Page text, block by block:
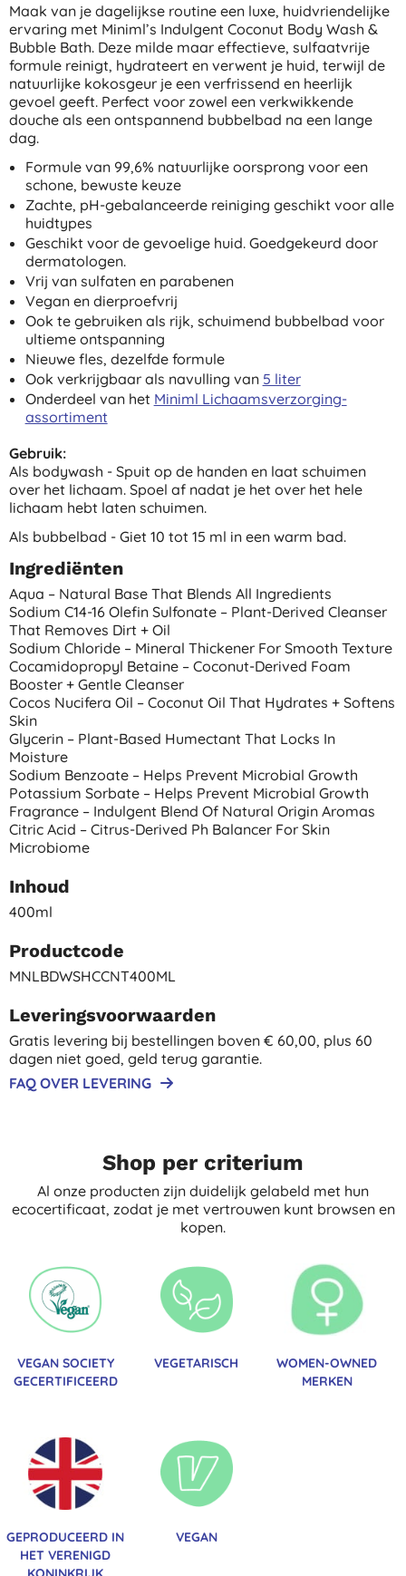
Maak van je dagelijkse routine een luxe, huidvriendelijke
ervaring met Miniml’s Indulgent Coconut Body Wash &
Bubble Bath. Deze milde maar effectieve, sulfaatvrije
formule reinigt, hydrateert en verwent je huid, terwijl de
natuurlijke kokosgeur je een verfrissend en heerlijk
gevoel geeft. Perfect voor zowel een verkwikkende
douche als een ontspannend bubbelbad na een lange
dag.
Formule van 99,6% natuurlijke oorsprong voor een
schone, bewuste keuze
Zachte, pH-gebalanceerde reiniging geschikt voor alle
huidtypes
Geschikt voor de gevoelige huid. Goedgekeurd door
dermatologen.
Vrij van sulfaten en parabenen
Vegan en dierproefvrij
Ook te gebruiken als rijk, schuimend bubbelbad voor
ultieme ontspanning
Nieuwe fles, dezelfde formule
Ook verkrijgbaar als navulling van 5 liter
Onderdeel van het Miniml Lichaamsverzorging-
assortiment
Gebruik:
Als bodywash - Spuit op de handen en laat schuimen
over het lichaam. Spoel af nadat je het over het hele
lichaam hebt laten schuimen.
Als bubbelbad - Giet 10 tot 15 ml in een warm bad.
Ingrediënten
Aqua – Natural Base That Blends All Ingredients
Sodium C14-16 Olefin Sulfonate – Plant-Derived Cleanser
That Removes Dirt + Oil
Sodium Chloride – Mineral Thickener For Smooth Texture
Cocamidopropyl Betaine – Coconut-Derived Foam
Booster + Gentle Cleanser
Cocos Nucifera Oil – Coconut Oil That Hydrates + Softens
Skin
Glycerin – Plant-Based Humectant That Locks In
Moisture
Sodium Benzoate – Helps Prevent Microbial Growth
Potassium Sorbate – Helps Prevent Microbial Growth
Fragrance – Indulgent Blend Of Natural Origin Aromas
Citric Acid – Citrus-Derived Ph Balancer For Skin
Microbiome
Inhoud
400ml
Productcode
MNLBDWSHCCNT400ML
Leveringsvoorwaarden
Gratis levering bij bestellingen boven € 60,00, plus 60
dagen niet goed, geld terug garantie.
FAQ OVER LEVERING
Shop per criterium
Al onze producten zijn duidelijk gelabeld met hun
ecocertificaat, zodat je met vertrouwen kunt browsen en
kopen.
VEGAN SOCIETY
GECERTIFICEERD
VEGETARISCH
WOMEN-OWNED
MERKEN
GEPRODUCEERD IN
HET VERENIGD
VEGAN